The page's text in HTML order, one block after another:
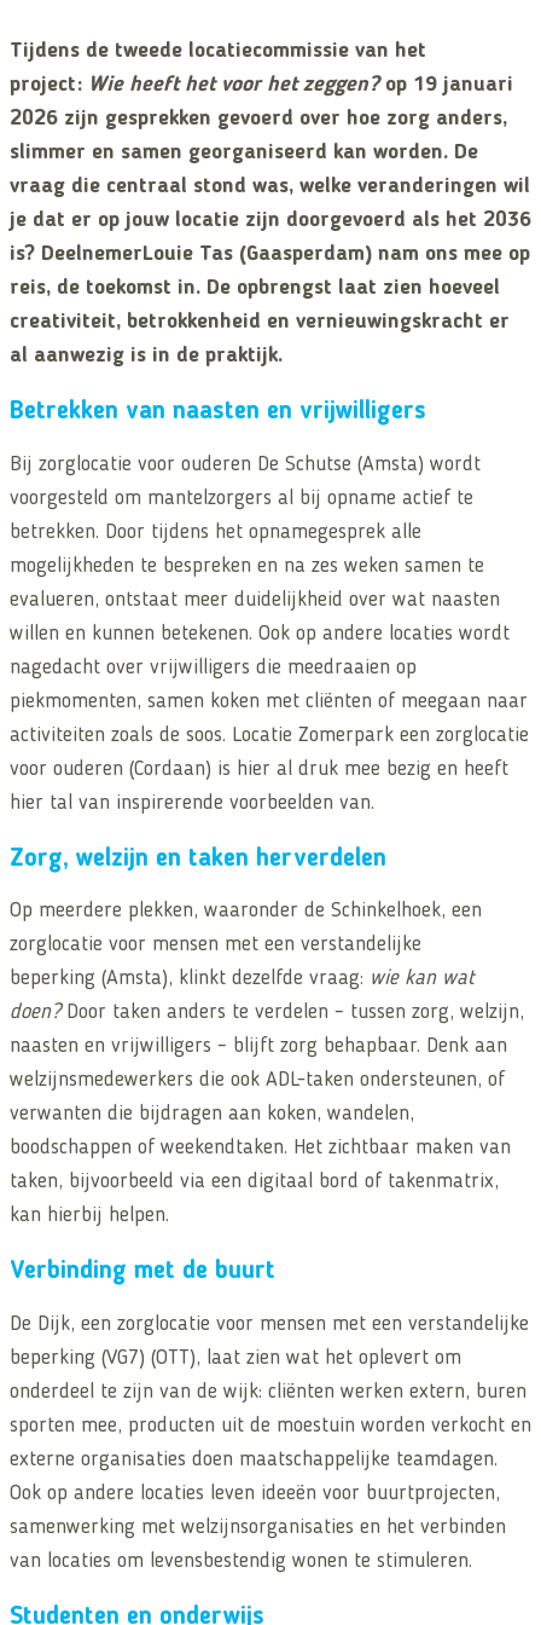
Tijdens de tweede locatiecommissie van het
project: Wie heeft het voor het zeggen? op 19 januari
2026 zijn gesprekken gevoerd over hoe zorg anders,
slimmer en samen georganiseerd kan worden. De
vraag die centraal stond was, welke veranderingen wil
je dat er op jouw locatie zijn doorgevoerd als het 2036
is? DeelnemerLouie Tas (Gaasperdam) nam ons mee op
reis, de toekomst in. De opbrengst laat zien hoeveel
creativiteit, betrokkenheid en vernieuwingskracht er
al aanwezig is in de praktijk.
Betrekken van naasten en vrijwilligers
Bij zorglocatie voor ouderen De Schutse (Amsta) wordt
voorgesteld om mantelzorgers al bij opname actief te
betrekken. Door tijdens het opnamegesprek alle
mogelijkheden te bespreken en na zes weken samen te
evalueren, ontstaat meer duidelijkheid over wat naasten
willen en kunnen betekenen. Ook op andere locaties wordt
nagedacht over vrijwilligers die meedraaien op
piekmomenten, samen koken met cliënten of meegaan naar
activiteiten zoals de soos. Locatie Zomerpark een zorglocatie
voor ouderen (Cordaan) is hier al druk mee bezig en heeft
hier tal van inspirerende voorbeelden van.
Zorg, welzijn en taken herverdelen
Op meerdere plekken, waaronder de Schinkelhoek, een
zorglocatie voor mensen met een verstandelijke
beperking (Amsta), klinkt dezelfde vraag: wie kan wat
doen?Door taken anders te verdelen – tussen zorg, welzijn,
naasten en vrijwilligers – blijft zorg behapbaar. Denk aan
welzijnsmedewerkers die ook ADL-taken ondersteunen, of
verwanten die bijdragen aan koken, wandelen,
boodschappen of weekendtaken. Het zichtbaar maken van
taken, bijvoorbeeld via een digitaal bord of takenmatrix,
kan hierbij helpen.
Verbinding met de buurt
De Dijk, een zorglocatie voor mensen met een verstandelijke
beperking (VG7) (OTT), laat zien wat het oplevert om
onderdeel te zijn van de wijk: cliënten werken extern, buren
sporten mee, producten uit de moestuin worden verkocht en
externe organisaties doen maatschappelijke teamdagen.
Ook op andere locaties leven ideeën voor buurtprojecten,
samenwerking met welzijnsorganisaties en het verbinden
van locaties om levensbestendig wonen te stimuleren.
Studenten en onderwijs